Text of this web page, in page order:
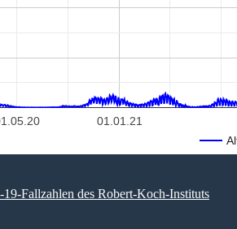
01.01.21
Fallzahlen des Robert-Koch-Instituts